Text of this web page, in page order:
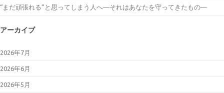
“まだ頑張れる”と思ってしまう人へ―それはあなたを守ってきたもの―
アーカイブ
2026年7月
2026年6月
2026年5月